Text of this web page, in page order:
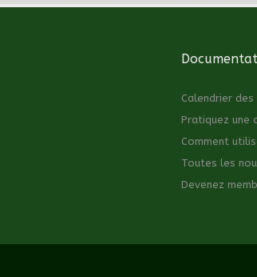
Calendrier
Pratiquez une
Comment
Toutes les
Devenez